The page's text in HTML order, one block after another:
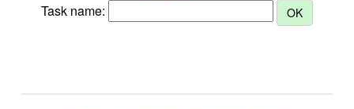
Task name: